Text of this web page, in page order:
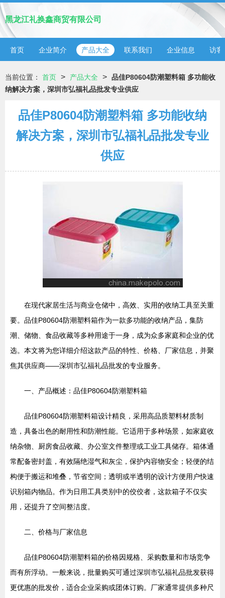
黑龙江礼换鑫商贸有限公司
首页 企业简介 产品大全 联系我们 企业信息 访客
当前位置： 首页 > 产品大全 > 品佳P80604防潮塑料箱 多功能收
纳解决方案，深圳市弘福礼品批发专业供应
品佳P80604防潮塑料箱 多功能收纳
解决方案，深圳市弘福礼品批发专业
供应
在现代家居生活与商业仓储中，高效、实用的收纳工具至关重
要。品佳P80604防潮塑料箱作为一款多功能的收纳产品，集防
潮、储物、食品收藏等多种用途于一身，成为众多家庭和企业的优
选。本文将为您详细介绍这款产品的特性、价格、厂家信息，并聚
焦其供应商——深圳市弘福礼品批发的专业服务。
一、产品概述：品佳P80604防潮塑料箱
品佳P80604防潮塑料箱设计精良，采用高品质塑料材质制
造，具备出色的耐用性和防潮性能。它适用于多种场景，如家庭收
纳杂物、厨房食品收藏、办公室文件整理或工业工具储存。箱体通
常配备密封盖，有效隔绝湿气和灰尘，保护内容物安全；轻便的结
构便于搬运和堆叠，节省空间；透明或半透明的设计方便用户快速
识别箱内物品。作为日用工具类别中的佼佼者，这款箱子不仅实
用，还提升了空间整洁度。
二、价格与厂家信息
品佳P80604防潮塑料箱的价格因规格、采购数量和市场竞争
而有所浮动。一般来说，批量购买可通过深圳市弘福礼品批发获得
更优惠的批发价，适合企业采购或团体订购。厂家通常提供多种尺